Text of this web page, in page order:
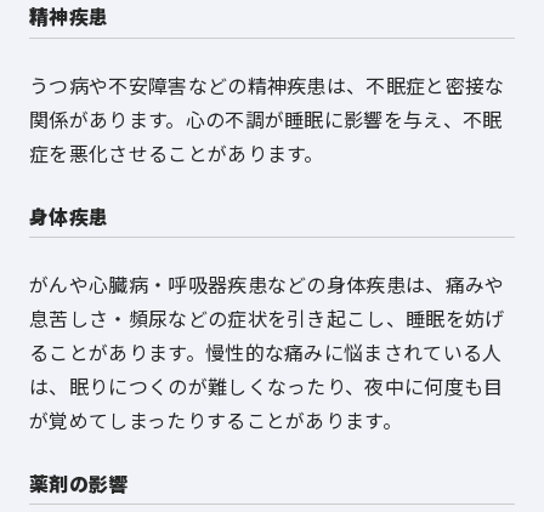
精神疾患
うつ病や不安障害などの精神疾患は、不眠症と密接な
関係があります。心の不調が睡眠に影響を与え、不眠
症を悪化させることがあります。
身体疾患
がんや心臓病・呼吸器疾患などの身体疾患は、痛みや
息苦しさ・頻尿などの症状を引き起こし、睡眠を妨げ
ることがあります。慢性的な痛みに悩まされている人
は、眠りにつくのが難しくなったり、夜中に何度も目
が覚めてしまったりすることがあります。
薬剤の影響